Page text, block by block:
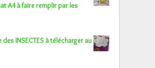
A4 à faire remplir par les
INSECTES à télécharger au